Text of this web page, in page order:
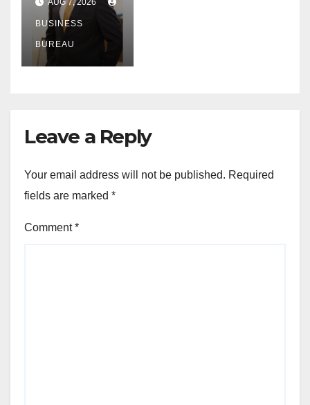
লগে লগে
অৱসৰকালীন
উপাৰ্জনে লাভ
কৰিছে প্ৰধান
AUG 7, 2026
BUSINESS
BUREAU
Leave a Reply
Your email address will not be published. Required
fields are marked *
Comment*